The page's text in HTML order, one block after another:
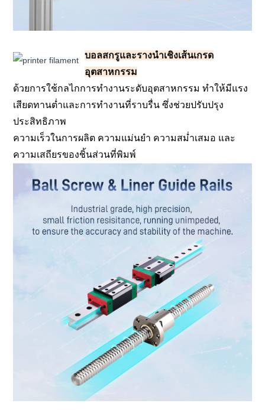
บอลสกรูและรางนำเชิงเส้นเกรด
อุตสาหกรรม
ด้วยการใช้กลไกการทำงานระดับอุตสาหกรรม ทำให้มีแรง
เสียดทานต่ำและการทำงานที่ราบรื่น ซึ่งช่วยปรับปรุง
ประสิทธิภาพ
ความเร็วในการผลิต ความแม่นยำ ความสม่ำเสมอ และ
ความเสถียรของชิ้นส่วนที่พิมพ์